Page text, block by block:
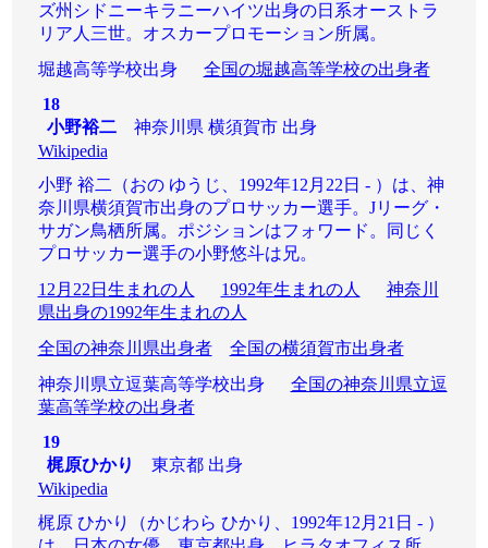
ズ州シドニーキラニーハイツ出身の日系オーストラ
リア人三世。オスカープロモーション所属。
堀越高等学校出身 全国の堀越高等学校の出身者
18
小野裕二神奈川県 横須賀市 出身
Wikipedia
小野 裕二（おの ゆうじ、1992年12月22日 - ）は、神
奈川県横須賀市出身のプロサッカー選手。Jリーグ・
サガン鳥栖所属。ポジションはフォワード。同じく
プロサッカー選手の小野悠斗は兄。
12月22日生まれの人
1992年生まれの人
神奈川
県出身の1992年生まれの人
全国の神奈川県出身者
全国の横須賀市出身者
神奈川県立逗葉高等学校出身 全国の神奈川県立逗
葉高等学校の出身者
19
梶原ひかり
東京都 出身
Wikipedia
梶原 ひかり（かじわら ひかり、1992年12月21日 - ）